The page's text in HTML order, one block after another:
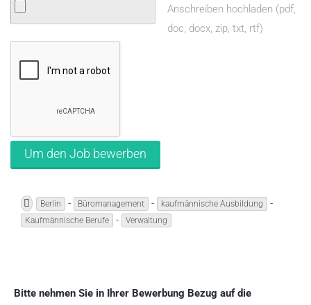
Anschreiben hochladen (pdf,
doc, docx, zip, txt, rtf)
Berlin - Büromanagement - kaufmännische Ausbildung -
Kaufmännische Berufe - Verwaltung
Bitte nehmen Sie in Ihrer Bewerbung Bezug auf die